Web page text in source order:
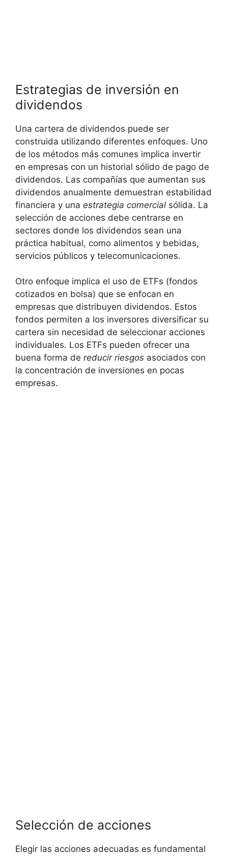
Estrategias de inversión en⁣
dividendos
Una cartera‍ de dividendos puede ser
construida utilizando diferentes enfoques.⁣ Uno
de los métodos más comunes implica invertir
en empresas con un ‌historial sólido de pago de
dividendos. Las compañías que aumentan sus
dividendos ​anualmente demuestran estabilidad
financiera y una estrategia ⁣comercial sólida. La
selección de acciones debe centrarse en
sectores donde‍ los dividendos sean ⁤una
práctica​ habitual, como alimentos y bebidas,
servicios públicos y​ telecomunicaciones.
Otro enfoque implica ‌el ⁤uso de ETFs (fondos
cotizados ⁣en bolsa) que se enfocan en
empresas⁤ que distribuyen dividendos. Estos⁤
fondos permiten ​a los inversores ‍diversificar su
cartera sin necesidad de seleccionar acciones
individuales.⁢ Los⁣ ETFs pueden‌ ofrecer una
‍buena forma de reducir riesgos asociados con
la concentración de inversiones en pocas
empresas.
Selección de acciones
Elegir las acciones adecuadas es fundamental